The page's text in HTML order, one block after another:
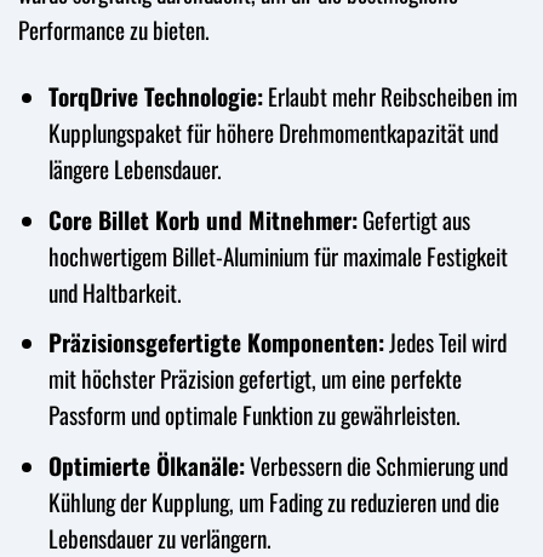
Performance zu bieten.
TorqDrive Technologie:Erlaubt mehr Reibscheiben im
Kupplungspaket für höhere Drehmomentkapazität und
längere Lebensdauer.
Core Billet Korb und Mitnehmer:Gefertigt aus
hochwertigem Billet-Aluminium für maximale Festigkeit
und Haltbarkeit.
Präzisionsgefertigte Komponenten:Jedes Teil wird
mit höchster Präzision gefertigt, um eine perfekte
Passform und optimale Funktion zu gewährleisten.
Optimierte Ölkanäle:Verbessern die Schmierung und
Kühlung der Kupplung, um Fading zu reduzieren und die
Lebensdauer zu verlängern.